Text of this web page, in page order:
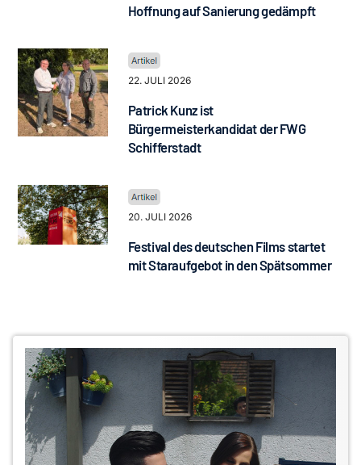
Hoffnung auf Sanierung gedämpft
22. JULI 2026
Patrick Kunz ist
Bürgermeisterkandidat der FWG
Schifferstadt
20. JULI 2026
Festival des deutschen Films startet
mit Staraufgebot in den Spätsommer